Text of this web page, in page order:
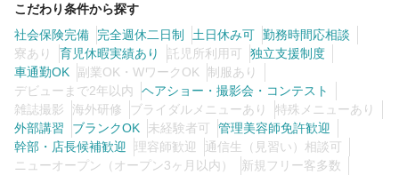
こだわり条件から探す
社会保険完備
完全週休二日制 土日休み可 勤務時間応相談
寮あり
育児休暇実績あり 託児所利用可
独立支援制度
車通勤OK
副業OK・WワークOK
制服あり
デビューまで2年以内
ヘアショー・撮影会・コンテスト
雑誌撮影
海外研修 ブライダルメニューあり
特殊メニューあり
外部講習
ブランクOK 未経験者可
管理美容師免許歓迎
幹部・店長候補歓迎
理容師歓迎
通信生（見習い）相談可
ニューオープン（オープン3ヶ月以内）
新規フリー客多数